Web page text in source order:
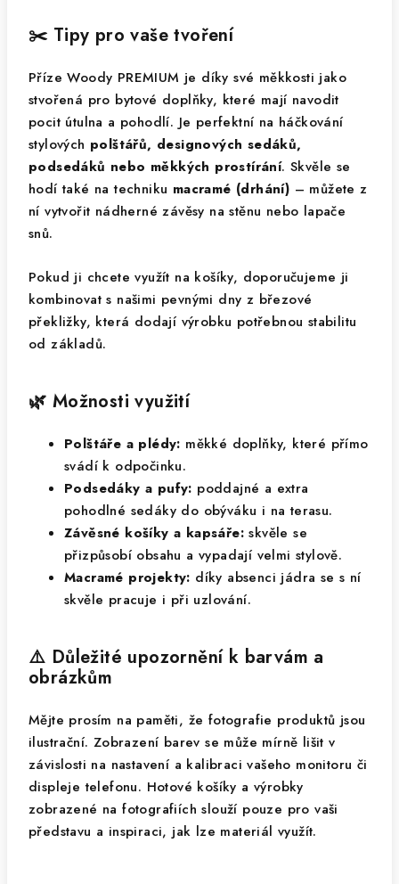
✂️ Tipy pro vaše tvoření
Příze Woody PREMIUM je díky své měkkosti jako
stvořená pro bytové doplňky, které mají navodit
pocit útulna a pohodlí. Je perfektní na háčkování
stylových polštářů, designových sedáků,
podsedáků nebo měkkých prostírání. Skvěle se
hodí také na techniku macramé (drhání) – můžete z
ní vytvořit nádherné závěsy na stěnu nebo lapače
snů.
Pokud ji chcete využít na košíky, doporučujeme ji
kombinovat s našimi pevnými dny z březové
překližky, která dodají výrobku potřebnou stabilitu
od základů.
🌿 Možnosti využití
Polštáře a plédy: měkké doplňky, které přímo
svádí k odpočinku.
Podsedáky a pufy: poddajné a extra
pohodlné sedáky do obýváku i na terasu.
Závěsné košíky a kapsáře: skvěle se
přizpůsobí obsahu a vypadají velmi stylově.
Macramé projekty: díky absenci jádra se s ní
skvěle pracuje i při uzlování.
⚠️ Důležité upozornění k barvám a
obrázkům
Mějte prosím na paměti, že fotografie produktů jsou
ilustrační. Zobrazení barev se může mírně lišit v
závislosti na nastavení a kalibraci vašeho monitoru či
displeje telefonu. Hotové košíky a výrobky
zobrazené na fotografiích slouží pouze pro vaši
představu a inspiraci, jak lze materiál využít.